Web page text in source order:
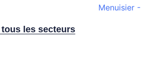
tous les secteurs